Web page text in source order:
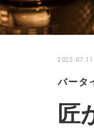
2022.07.11
バータ
匠